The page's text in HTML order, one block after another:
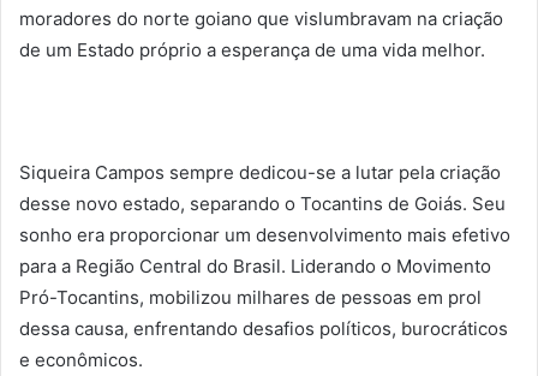
moradores do norte goiano que vislumbravam na criação
de um Estado próprio a esperança de uma vida melhor.
Siqueira Campos sempre dedicou-se a lutar pela criação
desse novo estado, separando o Tocantins de Goiás. Seu
sonho era proporcionar um desenvolvimento mais efetivo
para a Região Central do Brasil. Liderando o Movimento
Pró-Tocantins, mobilizou milhares de pessoas em prol
dessa causa, enfrentando desafios políticos, burocráticos
e econômicos.